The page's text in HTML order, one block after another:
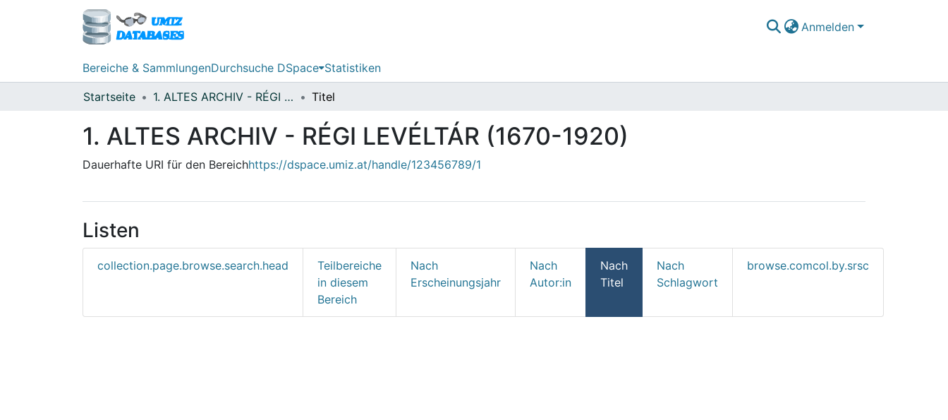
Anmelden
Bereiche & SammlungenDurchsuche DSpace Statistiken
Startseite 1. ALTES ARCHIV - RÉGI LEVÉLTÁR (1670-1920) Titel
1. ALTES ARCHIV - RÉGI LEVÉLTÁR (1670-1920)
Dauerhafte URI für den Bereichhttps://dspace.umiz.at/handle/123456789/1
Listen
collection.page.browse.search.head
Teilbereiche
in diesem
Bereich
Nach
Erscheinungsjahr
Nach
Autor:in
Nach
Titel
Nach
Schlagwort
browse.comcol.by.srsc